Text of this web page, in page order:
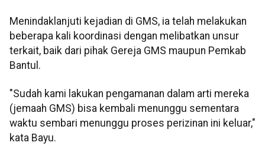
Menindaklanjuti kejadian di GMS, ia telah melakukan
beberapa kali koordinasi dengan melibatkan unsur
terkait, baik dari pihak Gereja GMS maupun Pemkab
Bantul.
"Sudah kami lakukan pengamanan dalam arti mereka
(jemaah GMS) bisa kembali menunggu sementara
waktu sembari menunggu proses perizinan ini keluar,"
kata Bayu.